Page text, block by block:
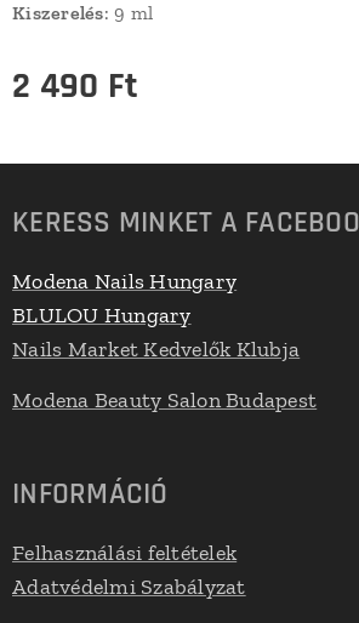
Kiszerelés: 9 ml
2 490 Ft
KERESS MINKET A
Modena Nails Hungary
BLULOU Hungary
Nails Market Kedvelők Klubja
Modena Beauty Salon Budapest
INFORMÁCIÓ
Felhasználási feltételek
Adatvédelmi Szabályzat